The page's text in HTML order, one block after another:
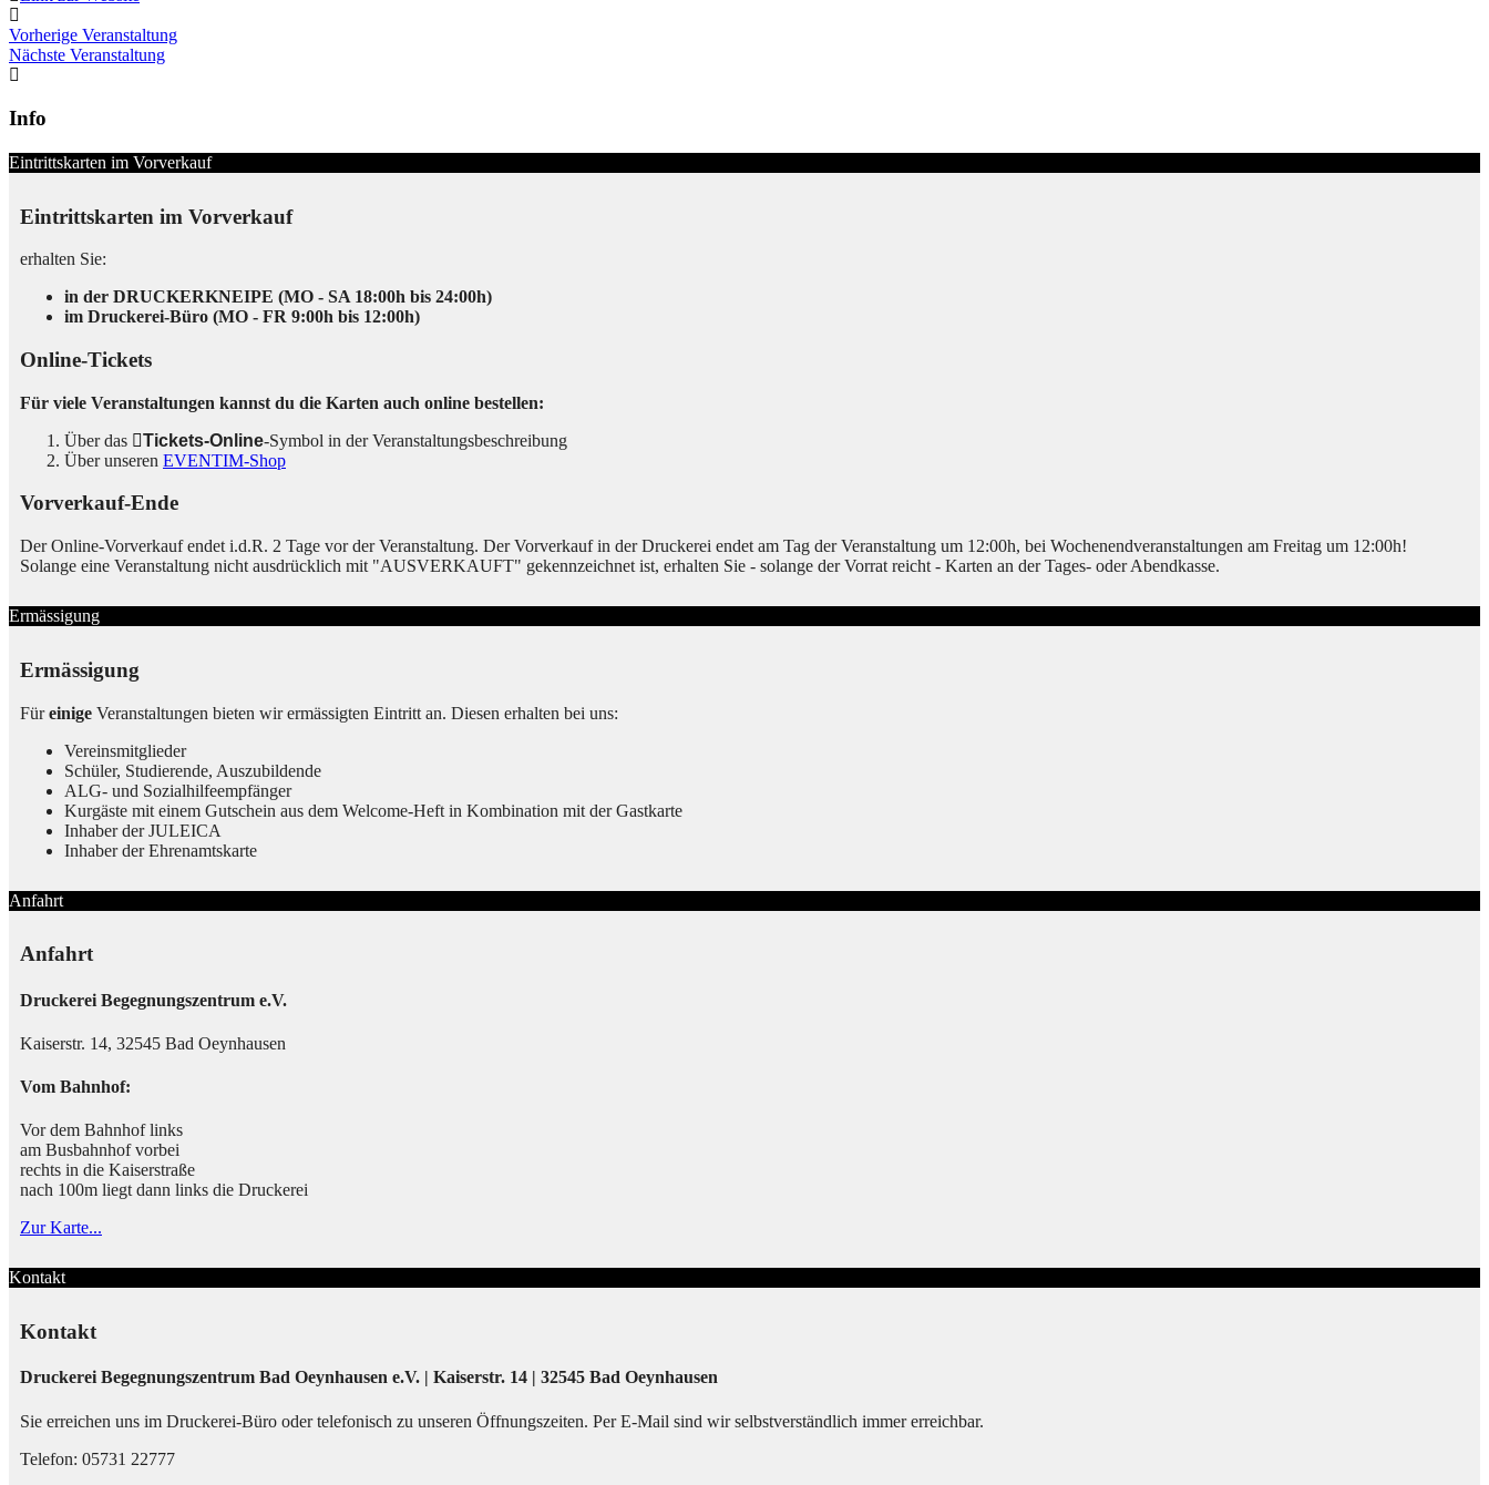
Vorherige Veranstaltung
Nächste Veranstaltung
Info
Eintrittskarten im Vorverkauf
Eintrittskarten im Vorverkauf
erhalten Sie:
in der DRUCKERKNEIPE (MO - SA 18:00h bis 24:00h)
im Druckerei-Büro (MO - FR 9:00h bis 12:00h)
Online-Tickets
Für viele Veranstaltungen kannst du die Karten auch online bestellen:
Über das
Tickets-Online-Symbol in der Veranstaltungsbeschreibung
Über unseren EVENTIM-Shop
Vorverkauf-Ende
Der Online-Vorverkauf endet i.d.R. 2 Tage vor der Veranstaltung. Der Vorverkauf in der Druckerei endet am Tag der Veranstaltung um 12:00h, bei Wochenendveranstaltungen am Freitag um 12:00h!
Solange eine Veranstaltung nicht ausdrücklich mit "AUSVERKAUFT" gekennzeichnet ist, erhalten Sie - solange der Vorrat reicht - Karten an der Tages- oder Abendkasse.
Ermässigung
Ermässigung
Füreinige Veranstaltungen bieten wir ermässigten Eintritt an. Diesen erhalten bei uns:
Vereinsmitglieder
Schüler, Studierende, Auszubildende
ALG- und Sozialhilfeempfänger
Kurgäste mit einem Gutschein aus dem Welcome-Heft in Kombination mit der Gastkarte
Inhaber der JULEICA
Inhaber der Ehrenamtskarte
Anfahrt
Anfahrt
Druckerei Begegnungszentrum e.V.
Kaiserstr. 14, 32545 Bad Oeynhausen
Vom Bahnhof:
Vor dem Bahnhof links
am Busbahnhof vorbei
rechts in die Kaiserstraße
nach 100m liegt dann links die Druckerei
Zur Karte...
Kontakt
Kontakt
Druckerei Begegnungszentrum Bad Oeynhausen e.V. | Kaiserstr. 14 | 32545 Bad Oeynhausen
Sie erreichen uns im Druckerei-Büro oder telefonisch zu unseren Öffnungszeiten. Per E-Mail sind wir selbstverständlich immer erreichbar.
Telefon: 05731 22777